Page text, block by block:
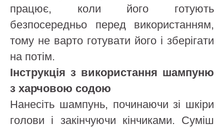
працює, коли його готують
безпосередньо перед використанням,
тому не варто готувати його і зберігати
на потім.
Інструкція з використання шампуню
з харчовою содою
Нанесіть шампунь, починаючи зі шкіри
голови і закінчуючи кінчиками. Суміш